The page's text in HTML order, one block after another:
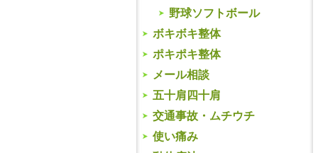
野球ソフトボール
ボキボキ整体
ポキポキ整体
メール相談
五十肩四十肩
交通事故・ムチウチ
使い痛み